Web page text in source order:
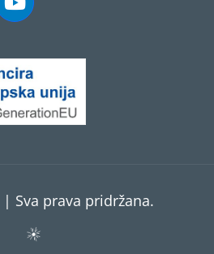
| Sva prava pridržana.